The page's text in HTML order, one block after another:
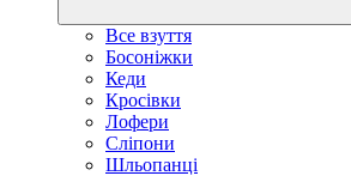
Все взуття
Босоніжки
Кеди
Кросівки
Лофери
Сліпони
Шльопанці